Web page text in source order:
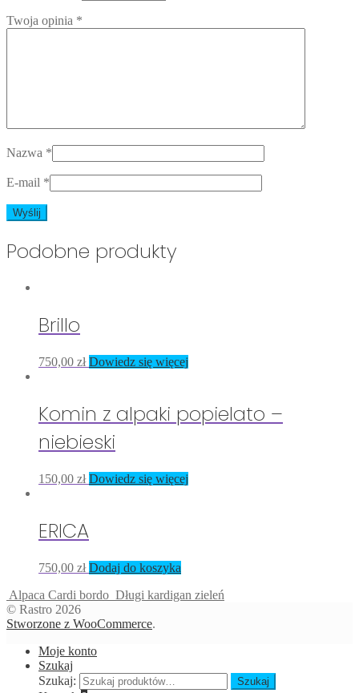
Twoja opinia *
Nazwa *
E-mail *
Podobne produkty
Brillo
750,00 zł Dowiedz się więcej
Komin z alpaki popielato –
niebieski
150,00 zł Dowiedz się więcej
ERICA
750,00 zł Dodaj do koszyka
Alpaca Cardi bordo Długi kardigan zieleń
© Rastro 2026
Stworzone z WooCommerce.
Moje konto
Szukaj
Szukaj:
Szukaj